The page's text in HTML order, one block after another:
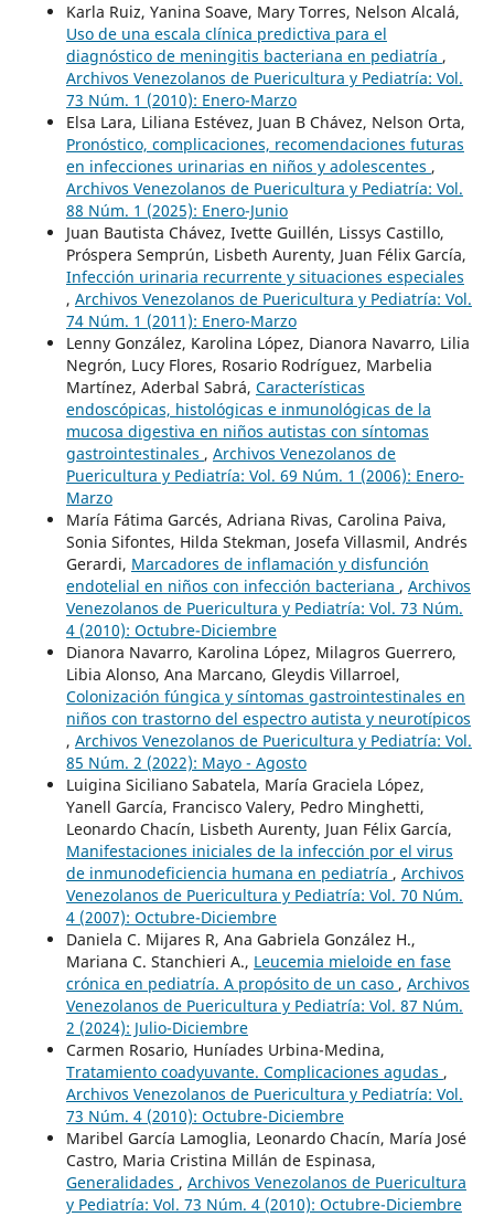
Karla Ruiz, Yanina Soave, Mary Torres, Nelson Alcalá,
Uso de una escala clínica predictiva para el
diagnóstico de meningitis bacteriana en pediatría ,
Archivos Venezolanos de Puericultura y Pediatría: Vol.
73 Núm. 1 (2010): Enero-Marzo
Elsa Lara, Liliana Estévez, Juan B Chávez, Nelson Orta,
Pronóstico, complicaciones, recomendaciones futuras
en infecciones urinarias en niños y adolescentes ,
Archivos Venezolanos de Puericultura y Pediatría: Vol.
88 Núm. 1 (2025): Enero-Junio
Juan Bautista Chávez, Ivette Guillén, Lissys Castillo,
Próspera Semprún, Lisbeth Aurenty, Juan Félix García,
Infección urinaria recurrente y situaciones especiales
, Archivos Venezolanos de Puericultura y Pediatría: Vol.
74 Núm. 1 (2011): Enero-Marzo
Lenny González, Karolina López, Dianora Navarro, Lilia
Negrón, Lucy Flores, Rosario Rodríguez, Marbelia
Martínez, Aderbal Sabrá, Características
endoscópicas, histológicas e inmunológicas de la
mucosa digestiva en niños autistas con síntomas
gastrointestinales , Archivos Venezolanos de
Puericultura y Pediatría: Vol. 69 Núm. 1 (2006): Enero-
Marzo
María Fátima Garcés, Adriana Rivas, Carolina Paiva,
Sonia Sifontes, Hilda Stekman, Josefa Villasmil, Andrés
Gerardi, Marcadores de inflamación y disfunción
endotelial en niños con infección bacteriana , Archivos
Venezolanos de Puericultura y Pediatría: Vol. 73 Núm.
4 (2010): Octubre-Diciembre
Dianora Navarro, Karolina López, Milagros Guerrero,
Libia Alonso, Ana Marcano, Gleydis Villarroel,
Colonización fúngica y síntomas gastrointestinales en
niños con trastorno del espectro autista y neurotípicos
, Archivos Venezolanos de Puericultura y Pediatría: Vol.
85 Núm. 2 (2022): Mayo - Agosto
Luigina Siciliano Sabatela, María Graciela López,
Yanell García, Francisco Valery, Pedro Minghetti,
Leonardo Chacín, Lisbeth Aurenty, Juan Félix García,
Manifestaciones iniciales de la infección por el virus
de inmunodeficiencia humana en pediatría , Archivos
Venezolanos de Puericultura y Pediatría: Vol. 70 Núm.
4 (2007): Octubre-Diciembre
Daniela C. Mijares R, Ana Gabriela González H.,
Mariana C. Stanchieri A., Leucemia mieloide en fase
crónica en pediatría. A propósito de un caso , Archivos
Venezolanos de Puericultura y Pediatría: Vol. 87 Núm.
2 (2024): Julio-Diciembre
Carmen Rosario, Huníades Urbina-Medina,
Tratamiento coadyuvante. Complicaciones agudas ,
Archivos Venezolanos de Puericultura y Pediatría: Vol.
73 Núm. 4 (2010): Octubre-Diciembre
Maribel García Lamoglia, Leonardo Chacín, María José
Castro, Maria Cristina Millán de Espinasa,
Generalidades , Archivos Venezolanos de Puericultura
y Pediatría: Vol. 73 Núm. 4 (2010): Octubre-Diciembre